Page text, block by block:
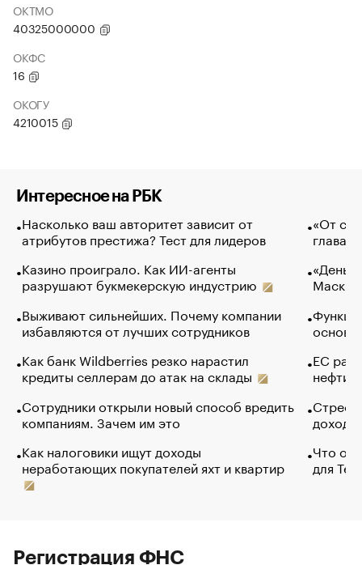
ОКТМО
40325000000
ОКФС
16
ОКОГУ
4210015
Интересное на РБК
Насколько ваш авторитет зависит от
атрибутов престижа? Тест для лидеров
Казино проиграло. Как ИИ-агенты
разрушают букмекерскую индустрию
Выживают сильнейших. Почему компании
избавляются от лучших сотрудников
Как банк Wildberries резко нарастил
кредиты селлерам до атак на склады
Сотрудники открыли новый способ вредить
компаниям. Зачем им это
Как налоговики ищут доходы
неработающих покупателей яхт и квартир
«От
глава
Маск в
основ
ЕС
нефти
Что
для
Регистрация ФНС